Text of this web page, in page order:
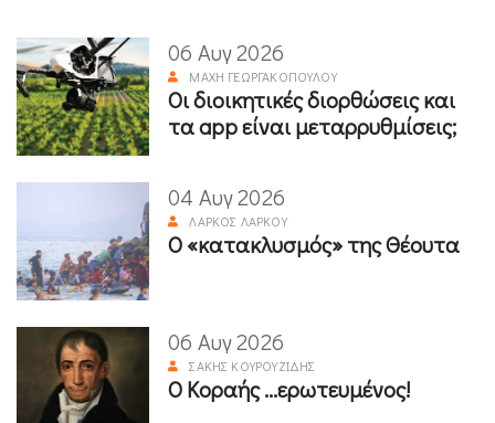
06 Αυγ 2026
ΜΆΧΗ ΓΕΩΡΓΑΚΟΠΟΎΛΟΥ
Οι διοικητικές διορθώσεις και
τα app είναι μεταρρυθμίσεις;
04 Αυγ 2026
ΛΆΡΚΟΣ ΛΆΡΚΟΥ
Ο «κατακλυσμός» της Θέουτα
06 Αυγ 2026
ΣΆΚΗΣ ΚΟΥΡΟΥΖΊΔΗΣ
Ο Κοραής ...ερωτευμένος!